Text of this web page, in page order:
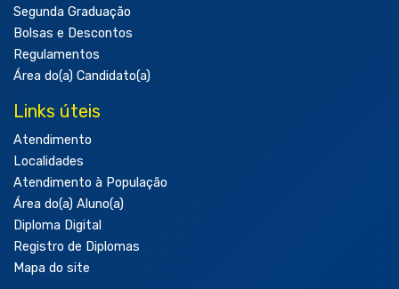
Segunda Graduação
Bolsas e Descontos
Regulamentos
Área do(a) Candidato(a)
Links úteis
Atendimento
Localidades
Atendimento à População
Área do(a) Aluno(a)
Diploma Digital
Registro de Diplomas
Mapa do site